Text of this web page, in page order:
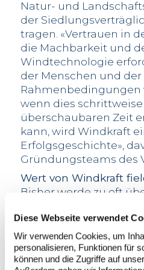
Diese Webseite verwendet
Wir verwenden Cookies, um
personalisieren, Funktionen für
können und die Zugriffe auf
Natur- und
der
tragen. «Vertrauen in
die Machbarkeit und
Windtechnologie
der Menschen und der
Rahmenbedingungen
wenn dies
überschaubaren Zeit
kann, wird Windkraft
Erfolgsgeschichte»,
Gründungsteams des
Wert von Windkraft
Bisher werde zu oft
Versorgungssicherheit,
Wirtschaft und
Bevölkerung. Für eine
Auseinandersetzung